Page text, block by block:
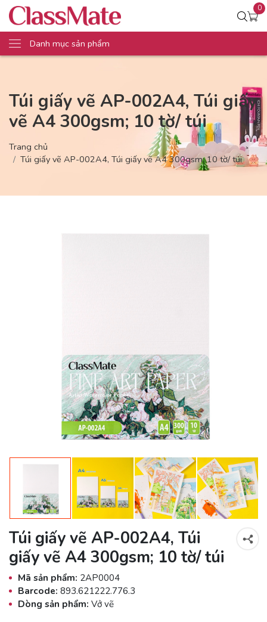
0
Danh mục sản phẩm
Túi giấy vẽ AP-002A4, Túi giấy
vẽ A4 300gsm; 10 tờ/ túi
Trang chủ
Túi giấy vẽ AP-002A4, Túi giấy vẽ A4 300gsm; 10 tờ/ túi
Túi giấy vẽ AP-002A4, Túi
giấy vẽ A4 300gsm; 10 tờ/ túi
Mã sản phẩm: 2AP0004
Barcode: 893.621222.776.3
Dòng sản phẩm: Vở vẽ